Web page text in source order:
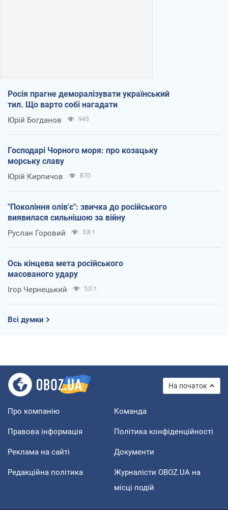
Росія прагне деморалізувати український
тил. Що варто собі нагадати
Юрій Богданов 945
Господарі Чорного моря: про козацьку
морську славу
Юрій Кирпичов 870
"Покоління олів'є": звичка до російського
виявилася сильнішою за війну
Руслан Горовий 3,8 т.
Ось кінцева мета російського
масованого удару
Ігор Чернецький 5,0 т.
Всі думки
На початок
Про компанію Команда
Правова інформація Політика конфіденційності
Реклама на сайті Документи
Редакційна політика
Журналісти OBOZ.UA на
місці подій